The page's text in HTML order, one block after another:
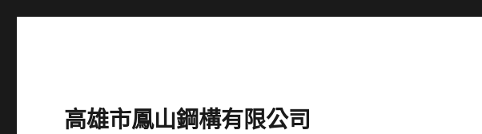
高雄市鳳山鋼構有限公司